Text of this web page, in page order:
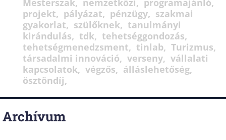
Mesterszak
nemzetközi
programajánló
projekt
pályázat pénzügy
szakmai
gyakorlat
szülőknek
tanulmányi
kirándulás
tdk
tehetséggondozás
tehetségmenedzsment
tinlab
Turizmus
társadalmi innováció
verseny
vállalati
kapcsolatok
végzős
álláslehetőség
ösztöndíj
Archívum